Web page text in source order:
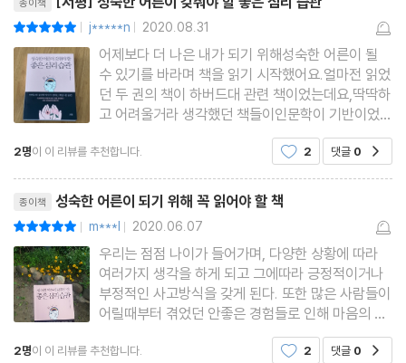
30 ‘다 함께 홀로’가 되지 않는 SNS 운영 방법
31 유머는 연습할 수 있다
32 활짝 핀 꽃이 사람들의 이목을 끄는 법이다
33 대인관계를 두려워하는 당신에게 부족한 한 가지
종이책
| j*****n | 2020.08.31
어제보다 더 나은 내가 되기 위해성숙한 어른이 될
수 있기를 바라며 책을 읽기 시작했어요.얼마전 읽었
던 두 권의 책이 하버드대 관련 책이었는데요,딱딱하
고 어려울거라 생각했던 책들이인문학이 기반이었던
것을 생각하니 이 책도 기대가 되더라고요.33가지
심리 습관이 무엇인지 궁금하고,하루에 3분이라면
미루는게 습관이 되었
2명이 이 리뷰를 추천합니다. 2 댓글 0
종이책 성숙한 어른이 되기 위해 꼭 읽어야 할 책
| m***l | 2020.06.07
우리는 점점 나이가 들어가며, 다양한 상황에 따라
여러가지 생각을 하게 되고 그에따라 긍정적이거나
부정적인 사고방식을 갖게 된다. 또한 많은 사람들이
어릴때부터 겪었던 안좋은 경험들로 인해 마음의 병
을 가지며 점점 나이가 들수록 틀에박힌 부정적인 생
각을 하기도 하고 자신감도 잃으며, 그로인해 우울증
2명이 이 리뷰를 추천합니다. 2 댓글 0